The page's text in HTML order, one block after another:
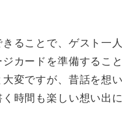
ることで、ゲスト一
カードを準備するこ
変ですが、昔話を想
時間も楽しい想い出